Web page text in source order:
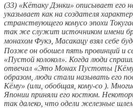
(33) «Кётаку Дэнки» описывает его
указывает как на создателя
странствующего комусо эпохи
так же служит источником имени
монахом Фукэ, Масакацу взял себе
Позже он обошел пять провинций и
«Пустой колокол». Когда люди
отвечал «Это Монах Пустоты
образом, люди стали называть его
Кёму» (или, обобщая, кому-со ).
Японии приняли его костюм.
так далеко, что одели железные